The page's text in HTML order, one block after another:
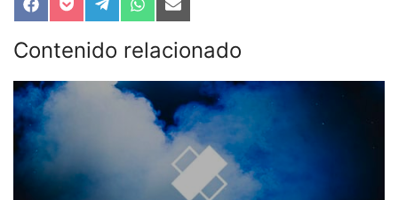
Compartir
en
Facebook
Compartir
en
Pocket
Compartir
en
Telegram
Compartir
en
WhatsApp
Compartir
en
Email
Contenido relacionado